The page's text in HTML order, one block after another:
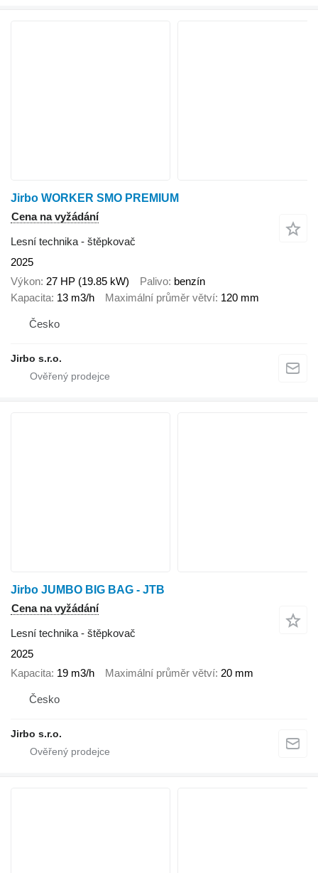
Jirbo WORKER SMO PREMIUM
Cena na vyžádání
Lesní technika - štěpkovač
2025
Výkon 27 HP (19.85 kW) Palivo benzín
Kapacita 13 m3/h Maximální průměr větví 120 mm
Česko
Jirbo s.r.o.
Jirbo JUMBO BIG BAG - JTB
Cena na vyžádání
Lesní technika - štěpkovač
2025
Kapacita 19 m3/h Maximální průměr větví 20 mm
Česko
Jirbo s.r.o.